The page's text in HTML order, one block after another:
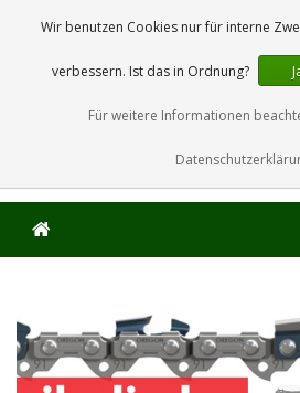
Wir benutzen Cookies nur für interne
verbessern. Ist das in Ordnung?
Für weitere Informationen